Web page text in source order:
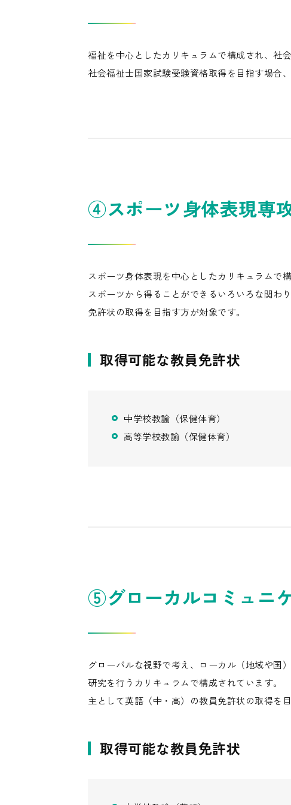
福祉を中心としたカリキュラムで構成され、社
社会福祉士国家試験受験資格取得を目指す場合
④スポーツ身体表現専
スポーツ身体表現を中心としたカリキュラムで
スポーツから得ることができるいろいろな関わ
免許状の取得を目指す方が対象です。
取得可能な教員免許状
中学校教諭（保健体育）
高等学校教諭（保健体育）
⑤グローカルコミュニ
グローバルな視野で考え、ローカル（地域や国
研究を行うカリキュラムで構成されています。
主として英語（中・高）の教員免許状の取得を
取得可能な教員免許状